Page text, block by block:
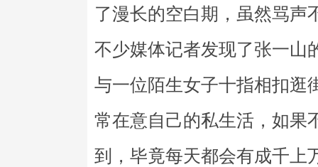
了漫长的空白期，虽然骂声
不少媒体记者发现了张一山
与一位陌生女子十指相扣逛
常在意自己的私生活，如果
到，毕竟每天都会有成千上